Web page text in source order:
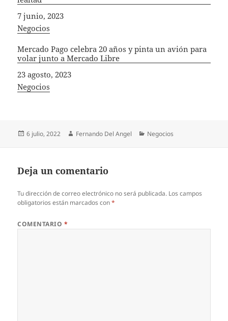
Fecha
7 junio, 2023
In relation to
Negocios
Mercado Pago celebra 20 años y pinta un avión para
volar junto a Mercado Libre
Fecha
23 agosto, 2023
In relation to
Negocios
Publicado
6 julio, 2022 Autor
Fernando Del Angel Categorías
Negocios
Deja un comentario
Tu dirección de correo electrónico no será publicada. Los campos
obligatorios están marcados con*
COMENTARIO *